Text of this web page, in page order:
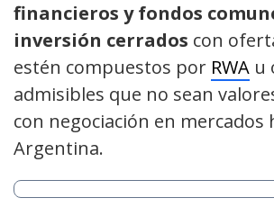
financieros y fondos
inversión cerrados con
estén compuestos por RWA u
admisibles que no sean
con negociación en mercados
Argentina.